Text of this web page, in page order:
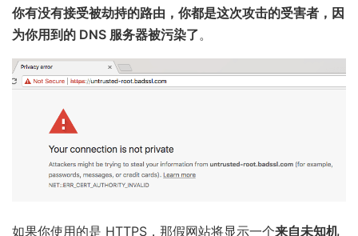
你有没有接受被劫持的路由，你都是这次攻击的受害者，因
为你用到的 DNS 服务器被污染了。
如果你使用的是 HTTPS，那假网站将显示一个来自未知机